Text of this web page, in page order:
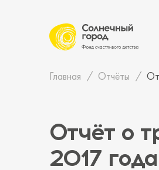
Главная Отчёты
Отчёт о
2017 года